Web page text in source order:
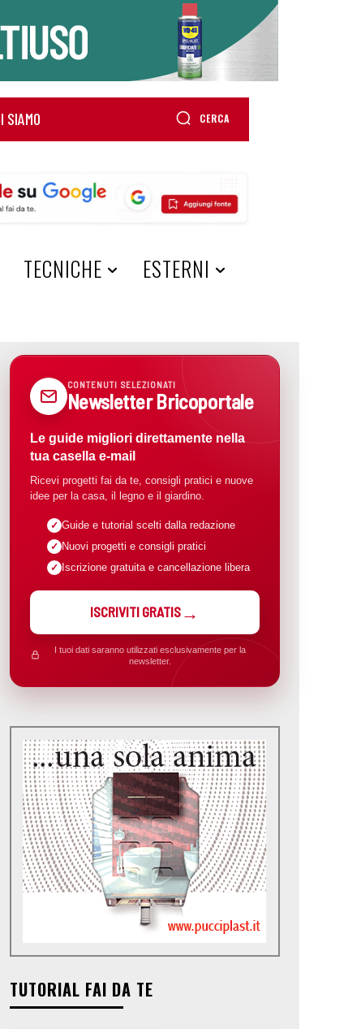
SIAMO CERCA
TECNICHE ESTERNI
CONTENUTI SELEZIONATI
Newsletter Bricoportale
Le guide migliori direttamente nella
tua casella e-mail
Ricevi progetti fai da te, consigli pratici e nuove
idee per la casa, il legno e il giardino.
Guide e tutorial scelti dalla redazione
Nuovi progetti e consigli pratici
Iscrizione gratuita e cancellazione libera
ISCRIVITI GRATIS
I tuoi dati saranno utilizzati esclusivamente per la
newsletter.
TUTORIAL FAI DA TE